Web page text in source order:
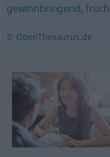
gewinnbringend,
© OpenThesaurus.de